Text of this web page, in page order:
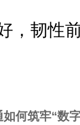
，韧性
如何筑牢“数